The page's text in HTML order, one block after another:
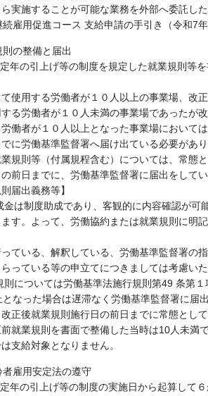
実施することが可能な業務を外部へ委託し
続雇用促進コース 支給申請の手引き（令和7
の整備と届出
定年の引上げ等の制度を規定した就業規則等
使用する労働者が１０人以上の事業場、改
する労働者が１０人未満の事業場であったが
働者が１０人以上となった事業場において
に労働基準監督署へ届け出ている必要があり
規則等（付属規程含む）については、常態
前日までに、労働基準監督署に届出をしてい
則届出義務等】
は制度助成であり、客観的に内容確認が可
す。よって、労働協約または就業規則に明
ている、解釈している、労働基準監督署の
っている等の申立てにつきましては考慮いた
については労働基準法施行規則第49 条第
なった場合は遅滞なく労働基準監督署に届
改正後就業規則施行日の前日までに常態とし
就業規則を書面で整備した当時は10人未満
支給対象となりません。
者雇用安定法の遵守
定年の引上げ等の制度の実施日から起算して